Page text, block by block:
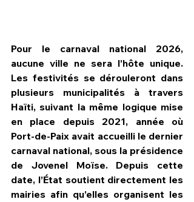
HPN Live
Pour le carnaval national 2026,
aucune ville ne sera l’hôte unique.
Les festivités se dérouleront dans
plusieurs municipalités à travers
Haïti, suivant la même logique mise
en place depuis 2021, année où
Port-de-Paix avait accueilli le dernier
carnaval national, sous la présidence
de Jovenel Moïse. Depuis cette
date, l’État soutient directement les
mairies afin qu’elles organisent les